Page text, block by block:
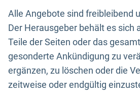
Alle Angebote sind freibleibend
Der Herausgeber behält es sich
Teile der Seiten oder das
gesonderte Ankündigung zu
ergänzen, zu löschen oder die
zeitweise oder endgültig